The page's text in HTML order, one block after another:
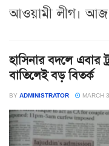
আওয়ামী লীগ। আজ
হাসিনার বদলে এবার
বাতিলেই বড় বিতর্ক
BY ADMINISTRATOR MARCH